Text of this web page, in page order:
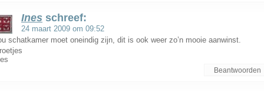
Ines schreef:
24 maart 2009 om 09:52
schatkamer moet oneindig zijn, dit is ook weer zo’n mooie aanwinst.
Beantwoorden